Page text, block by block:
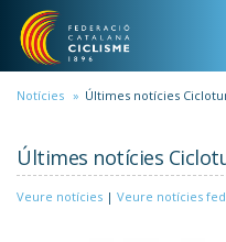
Vés al contingut
Notícies Últimes notícies
Últimes notícies
Veure notícies | Veure notícies